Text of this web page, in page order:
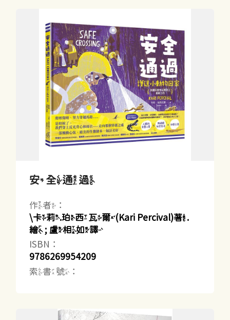
安全通過
作者：
\卡莉.珀西瓦爾(Kari Percival)著.
繪 ; 盧相如譯
ISBN：
9786269954209
索書號：